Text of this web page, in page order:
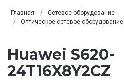
Главная
Сетевое оборудование
Оптическое сетевое оборудование
Huawei S620-
24T16X8Y2CZ